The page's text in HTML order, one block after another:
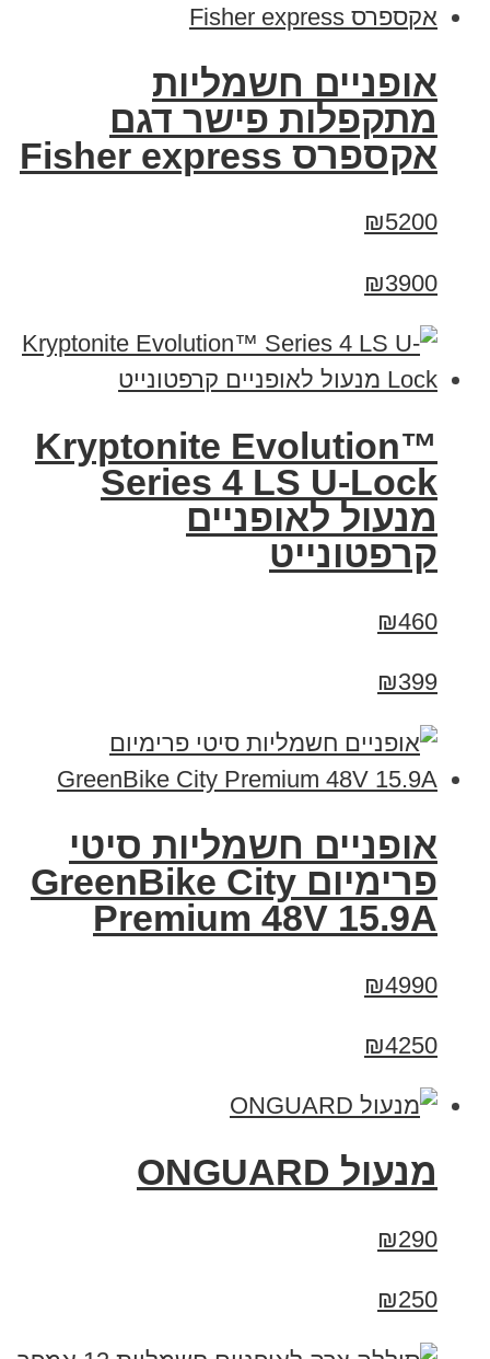
אופניים חשמליות
מתקפלות פישר דגם
אקספרס Fisher express
₪5200
₪3900
Kryptonite Evolution™
Series 4 LS U-Lock
מנעול לאופניים
קרפטונייט
₪460
₪399
אופניים חשמליות סיטי
פרימיום GreenBike City
Premium 48V 15.9A
₪4990
₪4250
מנעול ONGUARD
₪290
₪250